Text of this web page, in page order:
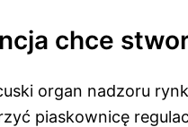
chce
organ nadzoru
piaskownicę